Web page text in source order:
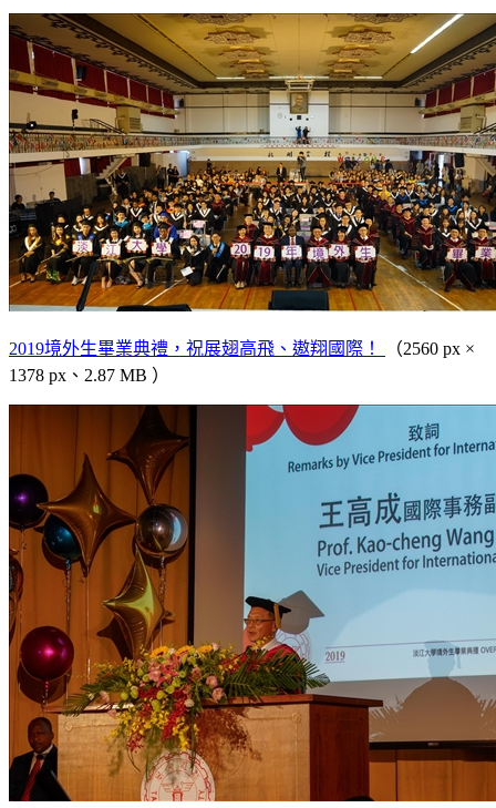
2019境外生畢業典禮，祝展翅高飛、遨翔國際！
（2560 px ×
1378 px、2.87 MB ）